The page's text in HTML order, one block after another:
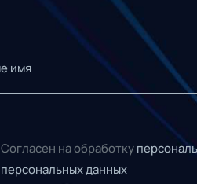
Согласен на обработку
персональных данных